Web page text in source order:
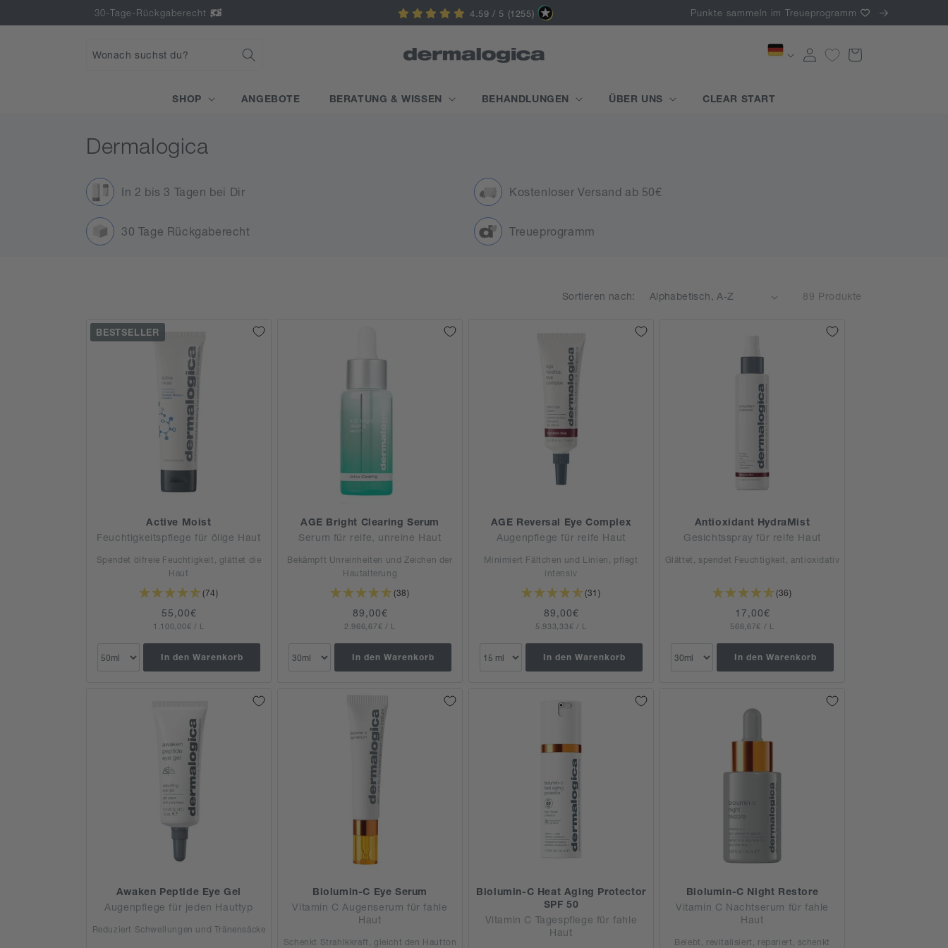
Inhalt
30-Tage-Rückgaberecht 4.59 / 5 (1255) Punkte sammeln im Treueprogramm
Wonach suchst du?
SHOP ANGEBOTE BERATUNG & WISSEN BEHANDLUNGEN ÜBER UNS CLEAR START
EinloggenWarenkorb
K
a
t
e
Dermalogica
In 2 bis 3 Tagen bei Dir Kostenloser Versand ab 50€
30 Tage Rückgaberecht Treueprogramm
Sortieren nach: 89 Produkte
BESTSELLER
Active Moist
Feuchtigkeitspflege für ölige Haut
Spendet ölfreie Feuchtigkeit, glättet die
Haut
(74)
Normaler
Preis
55,00€
GRUNDPREIS
1.100,00€ / PRO
L
In den Warenkorb
AGE Bright Clearing Serum
Serum für reife, unreine Haut
Bekämpft Unreinheiten und Zeichen der
Hautalterung
(38)
Normaler
Preis
89,00€
GRUNDPREIS
2.966,67€ / PRO
L
In den Warenkorb
AGE Reversal Eye Complex
Augenpflege für reife Haut
Minimiert Fältchen und Linien, pflegt
intensiv
(31)
Normaler
Preis
89,00€
GRUNDPREIS
5.933,33€ / PRO
L
In den Warenkorb
Antioxidant HydraMist
Gesichtsspray für reife Haut
Glättet, spendet Feuchtigkeit, antioxidativ
(36)
Normaler
Preis
17,00€
GRUNDPREIS
566,67€ / PRO
L
In den Warenkorb
Awaken Peptide Eye Gel
Augenpflege für jeden Hauttyp
Reduziert Schwellungen und Tränensäcke
Biolumin-C Eye Serum
Vitamin C Augenserum für fahle
Haut
Schenkt Strahlkkraft, gleicht den Hautton
Biolumin-C Heat Aging Protector
SPF 50
Vitamin C Tagespflege für fahle
Haut
Biolumin-C Night Restore
Vitamin C Nachtserum für fahle
Haut
Belebt, revitalisiert, repariert, schenkt